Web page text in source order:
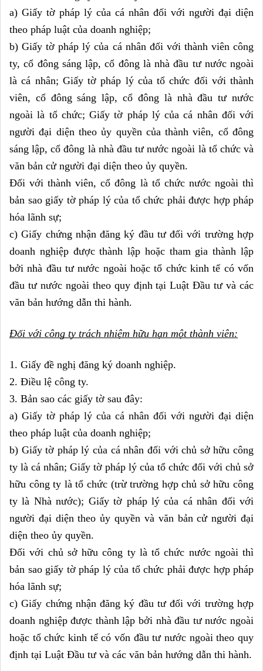
a) Giấy tờ pháp lý của cá nhân đối với người đại diện
theo pháp luật của doanh nghiệp;
b) Giấy tờ pháp lý của cá nhân đối với thành viên công
ty, cổ đông sáng lập, cổ đông là nhà đầu tư nước ngoài
là cá nhân; Giấy tờ pháp lý của tổ chức đối với thành
viên, cổ đông sáng lập, cổ đông là nhà đầu tư nước
ngoài là tổ chức; Giấy tờ pháp lý của cá nhân đối với
người đại diện theo ủy quyền của thành viên, cổ đông
sáng lập, cổ đông là nhà đầu tư nước ngoài là tổ chức và
văn bản cử người đại diện theo ủy quyền.
Đối với thành viên, cổ đông là tổ chức nước ngoài thì
bản sao giấy tờ pháp lý của tổ chức phải được hợp pháp
hóa lãnh sự;
c) Giấy chứng nhận đăng ký đầu tư đối với trường hợp
doanh nghiệp được thành lập hoặc tham gia thành lập
bởi nhà đầu tư nước ngoài hoặc tổ chức kinh tế có vốn
đầu tư nước ngoài theo quy định tại Luật Đầu tư và các
văn bản hướng dẫn thi hành.
Đối với công ty trách nhiệm hữu hạn một thành viên:
1. Giấy đề nghị đăng ký doanh nghiệp.
2. Điều lệ công ty.
3. Bản sao các giấy tờ sau đây:
a) Giấy tờ pháp lý của cá nhân đối với người đại diện
theo pháp luật của doanh nghiệp;
b) Giấy tờ pháp lý của cá nhân đối với chủ sở hữu công
ty là cá nhân; Giấy tờ pháp lý của tổ chức đối với chủ sở
hữu công ty là tổ chức (trừ trường hợp chủ sở hữu công
ty là Nhà nước); Giấy tờ pháp lý của cá nhân đối với
người đại diện theo ủy quyền và văn bản cử người đại
diện theo ủy quyền.
Đối với chủ sở hữu công ty là tổ chức nước ngoài thì
bản sao giấy tờ pháp lý của tổ chức phải được hợp pháp
hóa lãnh sự;
c) Giấy chứng nhận đăng ký đầu tư đối với trường hợp
doanh nghiệp được thành lập bởi nhà đầu tư nước ngoài
hoặc tổ chức kinh tế có vốn đầu tư nước ngoài theo quy
định tại Luật Đầu tư và các văn bản hướng dẫn thi hành.